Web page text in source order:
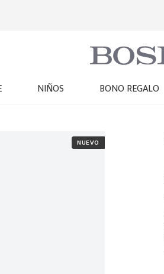
NIÑOS BONO REGALO